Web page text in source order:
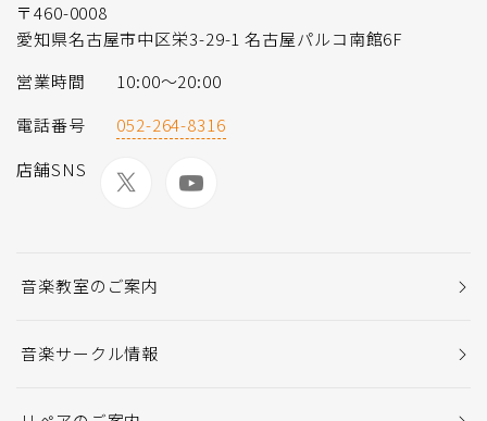
〒460-0008
愛知県名古屋市中区栄3-29-1 名古屋パルコ南館6F
営業時間
10:00～20:00
電話番号
052-264-8316
店舗SNS
音楽教室のご案内
音楽サークル情報